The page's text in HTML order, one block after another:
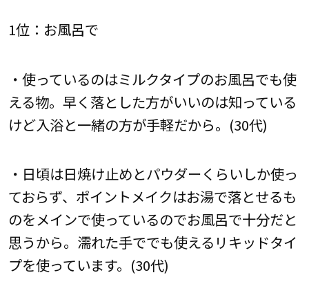
1位：お風呂で
・使っているのはミルクタイプのお風呂でも使
える物。早く落とした方がいいのは知っている
けど入浴と一緒の方が手軽だから。(30代)
・日頃は日焼け止めとパウダーくらいしか使っ
ておらず、ポイントメイクはお湯で落とせるも
のをメインで使っているのでお風呂で十分だと
思うから。濡れた手ででも使えるリキッドタイ
プを使っています。(30代)